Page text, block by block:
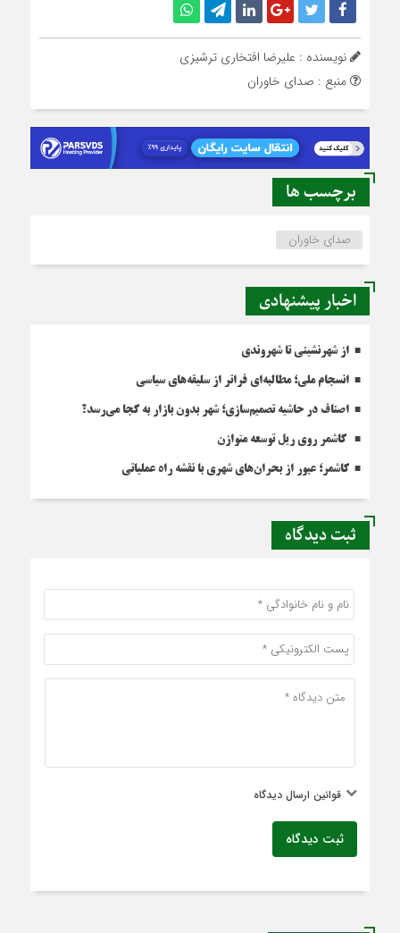
نویسنده : عليرضا افتخاري ترشيزي
منبع : صدای خاوران
برچسب ها
صدای خاوران
اخبار پیشنهادی
از شهرنشینی تا شهروندی
انسجام ملی؛ مطالبه‌ای فراتر از سلیقه‌های سیاسی
اصناف در حاشیه تصمیم‌سازی؛ شهر بدون بازار به کجا می‌رسد؟
کاشمر روی ریل توسعه متوازن
کاشمر؛ عبور از بحران‌های شهری با نقشه راه عملیاتی
ثبت دیدگاه
قوانین ارسال دیدگاه
ثبت دیدگاه